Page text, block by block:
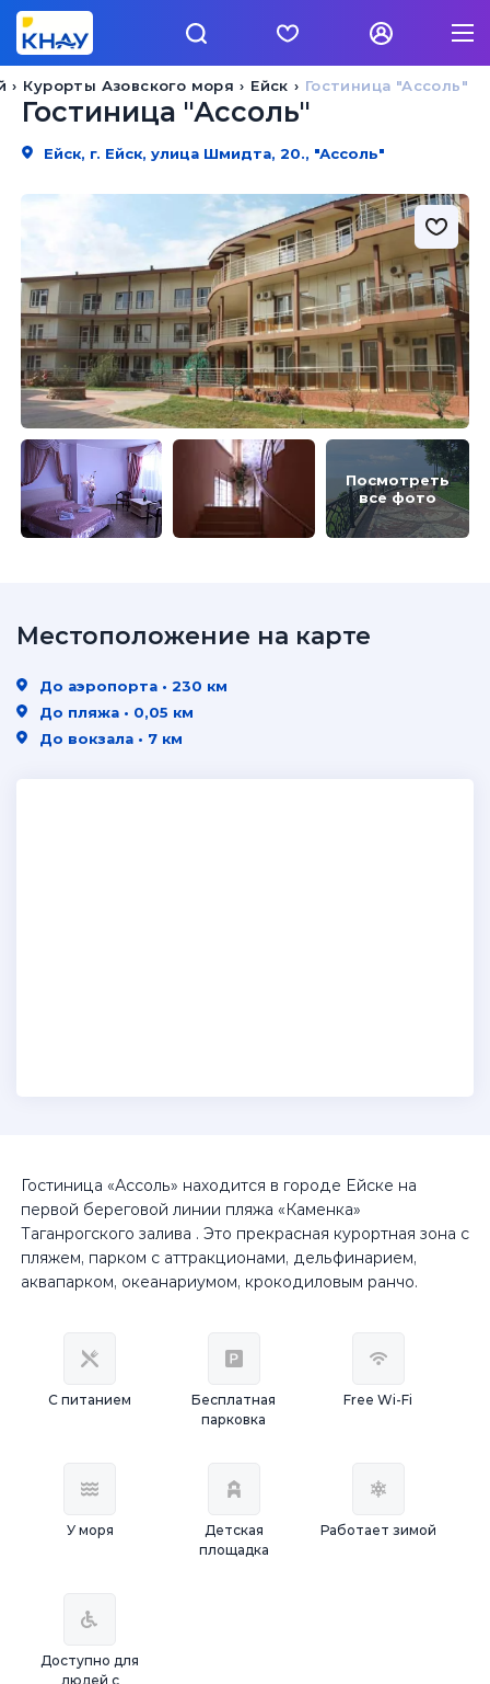
Гостиница "Ассоль"
Ейск
Курорты Азовского моря
Гостиница "Ассоль"
Ейск, г. Ейск, улица Шмидта, 20., "Ассоль"
Посмотреть
все фото
Гостиница «Ассоль» находится в городе Ейске на
первой береговой линии пляжа «Каменка»
Таганрогского залива . Это прекрасная курортная зона с
пляжем, парком с аттракционами, дельфинарием,
аквапарком, океанариумом, крокодиловым ранчо.
С питанием
Бесплатная
парковка
Free Wi-Fi
У моря
Детская
площадка
Работает зимой
Доступно для
людей с
Местоположение на карте
До аэропорта • 230 км
До пляжа • 0,05 км
До вокзала • 7 км